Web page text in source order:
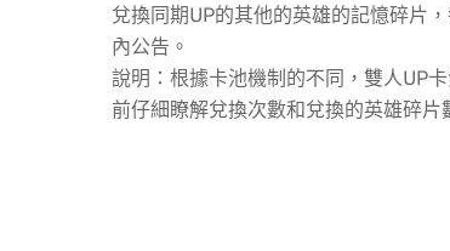
兌換同期UP的其他的英雄的記憶碎片
內公告。
說明：根據卡池機制的不同，雙人UP
前仔細瞭解兌換次數和兌換的英雄碎片